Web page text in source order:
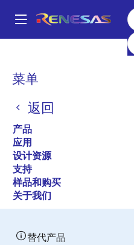
到
菜单
返回
产品
应用
设计资源
支持
样品和购买
关于我们
面
屑
特定应用时钟
6V49205A
过时
Clock Generator
and P20xx
DDR Clock
替代产品